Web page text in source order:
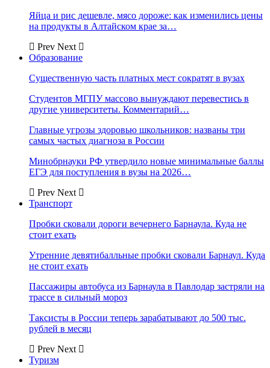
Яйца и рис дешевле, мясо дороже: как изменились цены
на продукты в Алтайском крае за…
Prev Next
Образование
Существенную часть платных мест сократят в вузах
Студентов МГПУ массово вынуждают перевестись в
другие университеты. Комментарий…
Главные угрозы здоровью школьников: названы три
самых частых диагноза в России
Минобрнауки РФ утвердило новые минимальные баллы
ЕГЭ для поступления в вузы на 2026…
Prev Next
Транспорт
Пробки сковали дороги вечернего Барнаула. Куда не
стоит ехать
Утренние девятибалльные пробки сковали Барнаул. Куда
не стоит ехать
Пассажиры автобуса из Барнаула в Павлодар застряли на
трассе в сильный мороз
Таксисты в России теперь зарабатывают до 500 тыс.
рублей в месяц
Prev Next
Туризм